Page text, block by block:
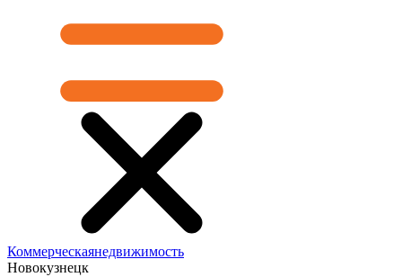
Коммерческаянедвижимость
Новокузнецк